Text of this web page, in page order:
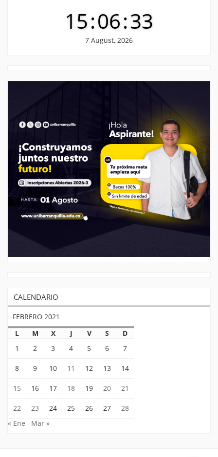
15:06:34
7 August, 2026
CALENDARIO
FEBRERO 2021
L
M X J V S
D
1
2 3 4 5 6 7
8 9 10 11 12 13 14
15 16 17 18 19 20 21
22 23 24 25 26 27
28
« Ene
Mar »